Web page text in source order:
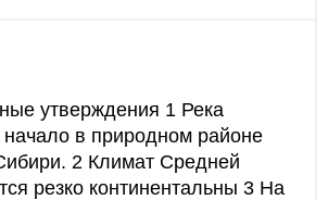
утверждения 1 Река
в природном районе
2 Климат Средней
резко континентальны 3 На